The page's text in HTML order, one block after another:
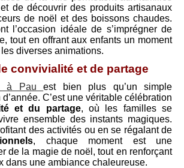
de découvrir des produits artisanaux
de noël et des boissons chaudes.
l’occasion idéale de s’imprégner de
tout en offrant aux enfants un moment
diverses animations.
convivialité et de partage
à Pauest bien plus qu’un simple
C’est une véritable célébration
et du partage, où les familles se
ensemble des instants magiques.
des activités ou en se régalant de
, chaque moment est une
de la magie de noël, tout en renforçant
dans une ambiance chaleureuse.